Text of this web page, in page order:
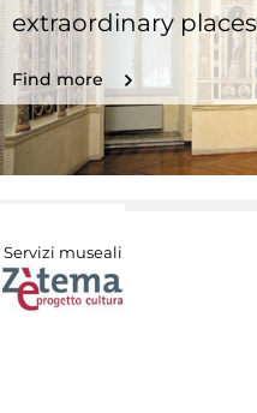
extraordinary
Find more
Servizi museali